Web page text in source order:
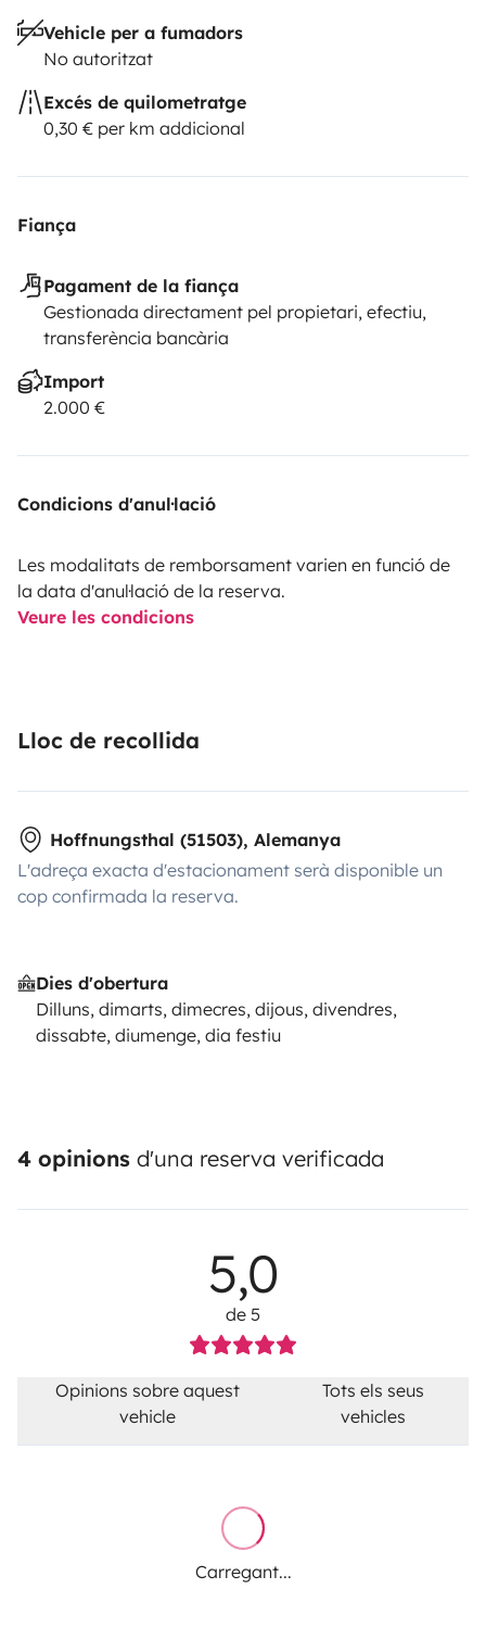
Vehicle per a fumadors
No autoritzat
Excés de quilometratge
0,30 € per km addicional
Fiança
Pagament de la fiança
Gestionada directament pel propietari, efectiu,
transferència bancària
Import
2.000 €
Condicions d'anul·lació
Les modalitats de remborsament varien en funció de
la data d'anul·lació de la reserva.
Veure les condicions
Lloc de recollida
Hoffnungsthal (51503), Alemanya
L'adreça exacta d'estacionament serà disponible un
cop confirmada la reserva.
Dies d'obertura
Dilluns, dimarts, dimecres, dijous, divendres,
dissabte, diumenge, dia festiu
4 opinions d'una reserva verificada
5,0
de 5
Opinions sobre aquest
vehicle
Tots els seus
vehicles
Carregant...